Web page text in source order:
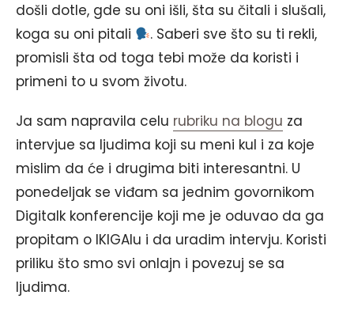
došli dotle, gde su oni išli, šta su čitali i slušali,
koga su oni pitali
. Saberi sve što su ti rekli,
promisli šta od toga tebi može da koristi i
primeni to u svom životu.
Ja sam napravila celu rubriku na blogu za
intervjue sa ljudima koji su meni kul i za koje
mislim da će i drugima biti interesantni. U
ponedeljak se viđam sa jednim govornikom
Digitalk konferencije koji me je oduvao da ga
propitam o IKIGAIu i da uradim intervju. Koristi
priliku što smo svi onlajn i povezuj se sa
ljudima.